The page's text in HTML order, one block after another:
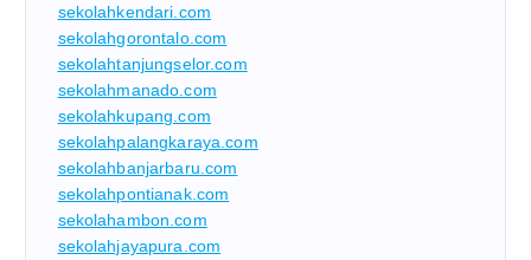
sekolahkendari.com
sekolahgorontalo.com
sekolahtanjungselor.com
sekolahmanado.com
sekolahkupang.com
sekolahpalangkaraya.com
sekolahbanjarbaru.com
sekolahpontianak.com
sekolahambon.com
sekolahjayapura.com